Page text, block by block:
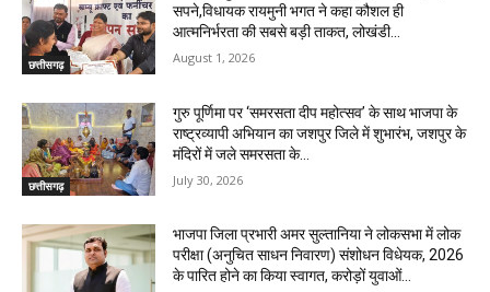
छत्तीसगढ़
सपने,विधायक रायमुनी भगत ने कहा कौशल ही
आत्मनिर्भरता की सबसे बड़ी ताकत, लोखंडी...
August 1, 2026
छत्तीसगढ़
गुरु पूर्णिमा पर ‘समरसता दीप महोत्सव’ के साथ भाजपा के
राष्ट्रव्यापी अभियान का जशपुर जिले में शुभारंभ, जशपुर के
मंदिरों में जले समरसता के...
July 30, 2026
भाजपा जिला प्रभारी अमर सुल्तानिया ने लोकसभा में लोक
परीक्षा (अनुचित साधन निवारण) संशोधन विधेयक, 2026
के पारित होने का किया स्वागत, करोड़ों युवाओं...